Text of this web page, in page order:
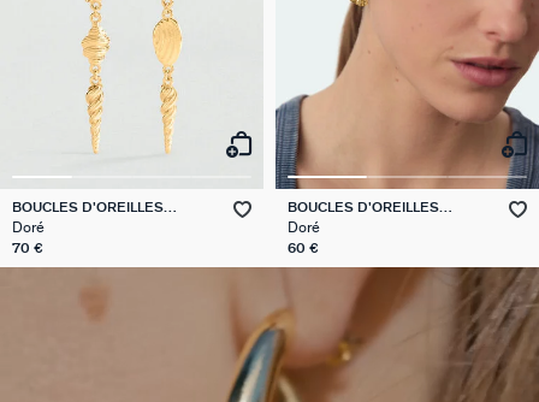
BOUCLES D'OREILLES
PENDANTES CALYPSO
Doré
70 €
BOUCLES D'OREILLES
PENDANTES CALYPSO
Doré
60 €